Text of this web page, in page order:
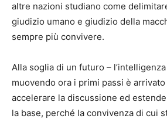
altre nazioni studiano come
giudizio umano e giudizio della
sempre più convivere.
Alla soglia di un futuro –
muovendo ora i primi passi è
accelerare la discussione ed
la base, perché la convivenza di cui